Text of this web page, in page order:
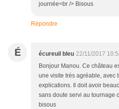
journée<br /> Bisous
Répondre
É écureuil bleu 22/11/2017
Bonjour Manou. Ce château
une visite très agréable, avec
explications. Il doit avoir
sans doute servi au tournage
bisous